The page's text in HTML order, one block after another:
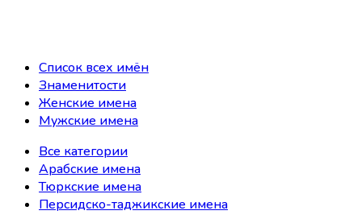
Список всех имён
Знаменитости
Женские имена
Мужские имена
Все категории
Арабские имена
Тюркские имена
Персидско-таджикские имена